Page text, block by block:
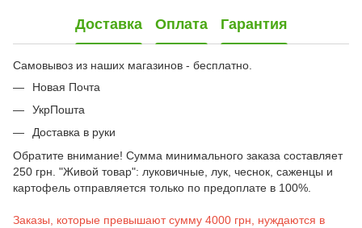
Доставка Оплата Гарантия
Самовывоз из наших магазинов - бесплатно.
Новая Почта
УкрПошта
Доставка в руки
Обратите внимание! Сумма минимального заказа составляет
250 грн. "Живой товар": луковичные, лук, чеснок, саженцы и
картофель отправляется только по предоплате в 100%.
Заказы, которые превышают сумму 4000 грн, нуждаются в